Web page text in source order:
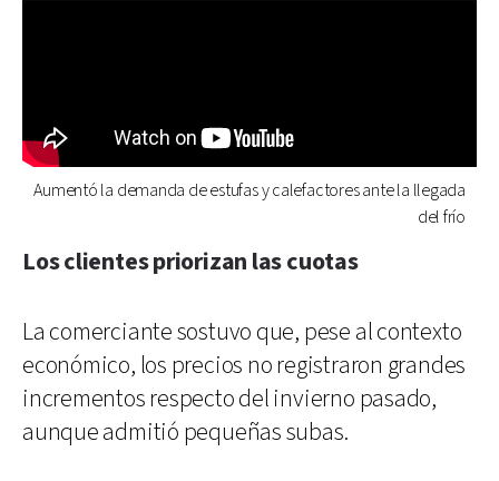
Aumentó la demanda de estufas y calefactores ante la llegada
del frío
Los clientes priorizan las cuotas
La comerciante sostuvo que, pese al contexto
económico, los precios no registraron grandes
incrementos respecto del invierno pasado,
aunque admitió pequeñas subas.